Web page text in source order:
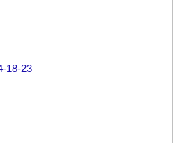
18-23